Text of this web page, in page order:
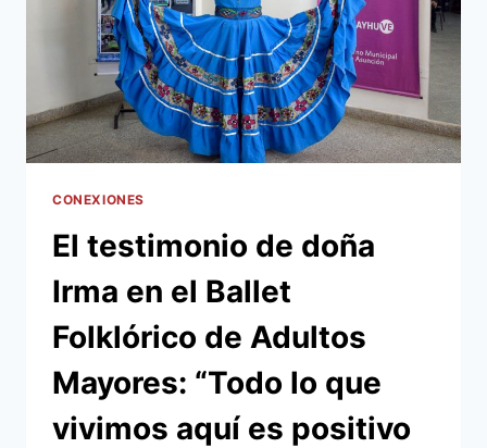
CONEXIONES
El testimonio de doña
Irma en el Ballet
Folklórico de Adultos
Mayores: “Todo lo que
vivimos aquí es positivo